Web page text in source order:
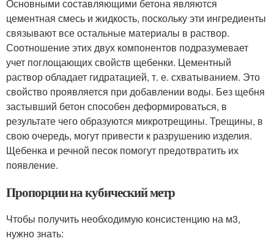
Основными составляющими бетона являются
цементная смесь и жидкость, поскольку эти ингредиенты
связывают все остальные материалы в раствор.
Соотношение этих двух компонентов подразумевает
учет поглощающих свойств щебенки. Цементный
раствор обладает гидратацией, т. е. схватыванием. Это
свойство проявляется при добавлении воды. Без щебня
застывший бетон способен деформироваться, в
результате чего образуются микротрещины. Трещины, в
свою очередь, могут привести к разрушению изделия.
Щебенка и речной песок помогут предотвратить их
появление.
Пропорции на кубический метр
Чтобы получить необходимую консистенцию на м3,
нужно знать: